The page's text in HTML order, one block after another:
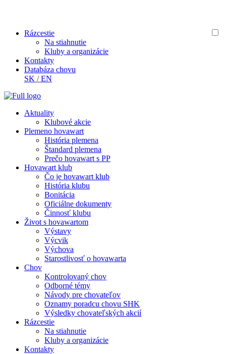
Rázcestie
Na stiahnutie
Kluby a organizácie
Kontakty
Databáza chovu
SK /EN
Aktuality
Klubové akcie
Plemeno hovawart
História plemena
Štandard plemena
Prečo hovawart s PP
Hovawart klub
Čo je hovawart klub
História klubu
Bonitácia
Oficiálne dokumenty
Činnosť klubu
Život s hovawartom
Výstavy
Výcvik
Výchova
Starostlivosť o hovawarta
Chov
Kontrolovaný chov
Odborné témy
Návody pre chovateľov
Oznamy poradcu chovu SHK
Výsledky chovateľských akcií
Rázcestie
Na stiahnutie
Kluby a organizácie
Kontakty